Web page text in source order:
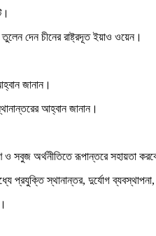
দেন চীনের রাষ্ট্রদূত ইয়াও ওয়েন।
জানান।
আহ্বান জানান।
ও সবুজ অর্থনীতিতে রূপান্তরে সহায়তা
প্রযুক্তি স্থানান্তর, দুর্যোগ